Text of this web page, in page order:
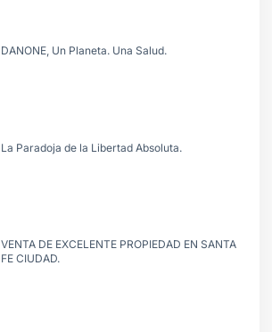
DANONE, Un Planeta. Una Salud.
La Paradoja de la Libertad Absoluta.
VENTA DE EXCELENTE PROPIEDAD EN SANTA
FE CIUDAD.